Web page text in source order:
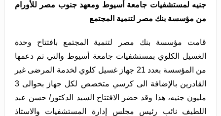
جنيه لمستشفيات جامعة أسيوط ومعهد جنوب مصر للأورام
من مؤسسة بنك مصر لتنمية المجتمع
قامت مؤسسة بنك مصر لتنمية المجتمع بافتتاح وحدة
الغسيل الكلوي بمستشفيات جامعة أسيوط والتي تم دعمها
من المؤسسة بعدد 21 جهاز غسيل كلوي لخدمة المرضى غير
القادرين بالإضافة الى كرسي متخصص لكل جهاز بحوالى 3
مليون جنيه، هذا وقد حضر الافتتاح السيد الدكتور/ حسن عبد
اللطيف نائب رئيس مجلس إدارة المستشفيات والاستاذ